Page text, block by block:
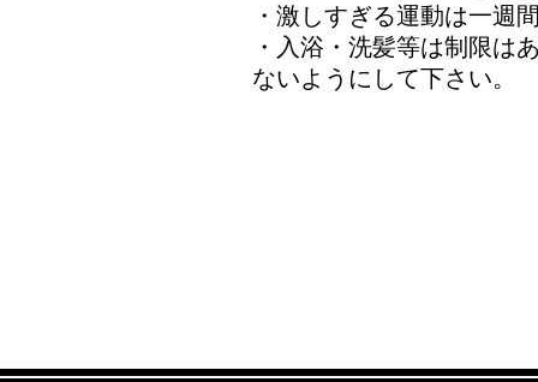
・激しすぎる運動は一週
・入浴・洗髪等は制限は
ないようにして下さい。